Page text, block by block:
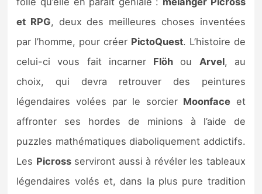
Previews
Précommandes
Précommandes jeux Switch 2
Sorties de jeux
Bons plans
Guides
et RPG, deux des meilleures choses inventées
par l’homme, pour créer PictoQuest. L’histoire de
celui-ci vous fait incarner Flöh ou Arvel, au
choix, qui devra retrouver des peintures
légendaires volées par le sorcier Moonfaceet
affronter ses hordes de minions à l’aide de
puzzles mathématiques diaboliquement addictifs.
Les Picrossserviront aussi à révéler les tableaux
légendaires volés et, dans la plus pure tradition